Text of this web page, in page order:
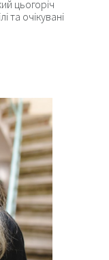
цьогоріч
та очікувані